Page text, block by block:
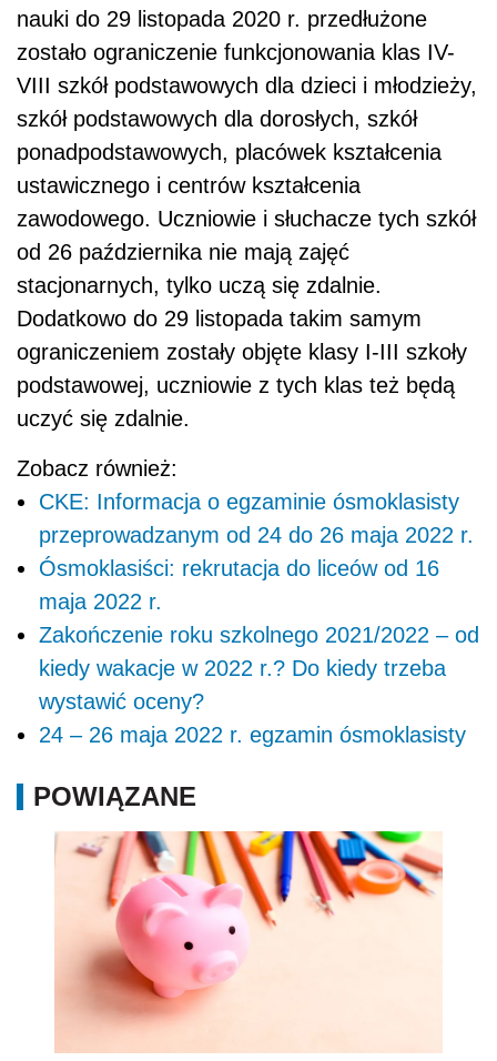
nauki do 29 listopada 2020 r. przedłużone
zostało ograniczenie funkcjonowania klas IV-
VIII szkół podstawowych dla dzieci i młodzieży,
szkół podstawowych dla dorosłych, szkół
ponadpodstawowych, placówek kształcenia
ustawicznego i centrów kształcenia
zawodowego. Uczniowie i słuchacze tych szkół
od 26 października nie mają zajęć
stacjonarnych, tylko uczą się zdalnie.
Dodatkowo do 29 listopada takim samym
ograniczeniem zostały objęte klasy I-III szkoły
podstawowej, uczniowie z tych klas też będą
uczyć się zdalnie.
Zobacz również:
CKE: Informacja o egzaminie ósmoklasisty
przeprowadzanym od 24 do 26 maja 2022 r.
Ósmoklasiści: rekrutacja do liceów od 16
maja 2022 r.
Zakończenie roku szkolnego 2021/2022 – od
kiedy wakacje w 2022 r.? Do kiedy trzeba
wystawić oceny?
24 – 26 maja 2022 r. egzamin ósmoklasisty
POWIĄZANE